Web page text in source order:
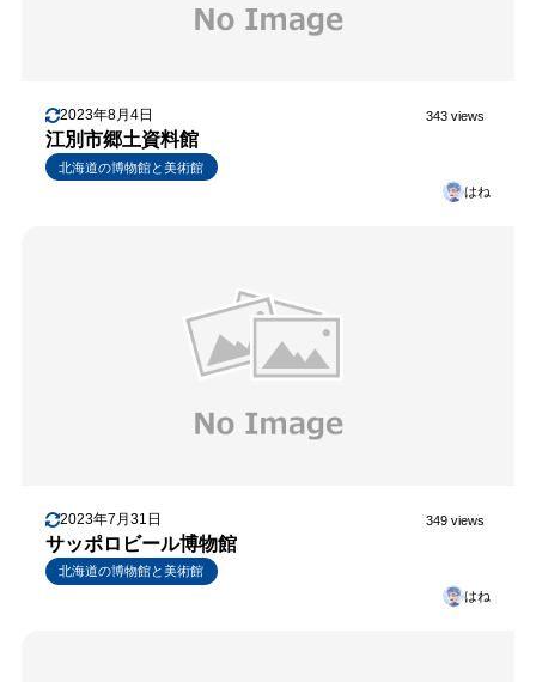
2023年8月4日 343 views
江別市郷土資料館
北海道の博物館と美術館
はね
2023年7月31日 349 views
サッポロビール博物館
北海道の博物館と美術館
はね